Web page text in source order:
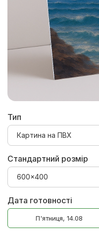
Тип
Стандартний розмір
Дата готовності
П'ятниця, 14.08